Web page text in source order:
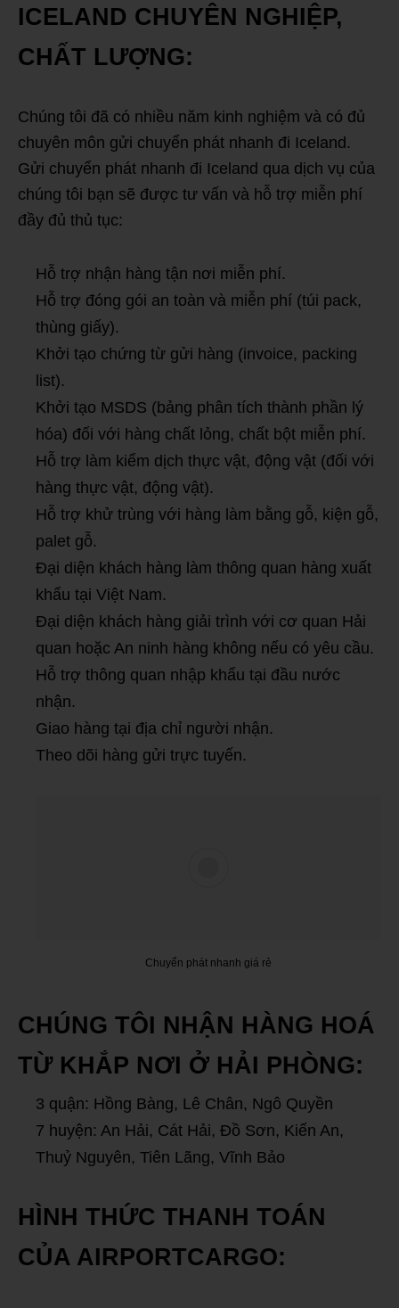
ICELAND CHUYÊN NGHIỆP,
CHẤT LƯỢNG:
Chúng tôi đã có nhiều năm kinh nghiệm và có đủ
chuyên môn gửi chuyển phát nhanh đi Iceland.
Gửi chuyển phát nhanh đi Iceland qua dịch vụ của
chúng tôi bạn sẽ được tư vấn và hỗ trợ miễn phí
đầy đủ thủ tục:
Hỗ trợ nhận hàng tận nơi miễn phí.
Hỗ trợ đóng gói an toàn và miễn phí (túi pack,
thùng giấy).
Khởi tạo chứng từ gửi hàng (invoice, packing
list).
Khởi tạo MSDS (bảng phân tích thành phần lý
hóa) đối với hàng chất lỏng, chất bột miễn phí.
Hỗ trợ làm kiểm dịch thực vật, động vật (đối với
hàng thực vật, động vật).
Hỗ trợ khử trùng với hàng làm bằng gỗ, kiện gỗ,
palet gỗ.
Đại diện khách hàng làm thông quan hàng xuất
khẩu tại Việt Nam.
Đại diện khách hàng giải trình với cơ quan Hải
quan hoặc An ninh hàng không nếu có yêu cầu.
Hỗ trợ thông quan nhập khẩu tại đầu nước
nhận.
Giao hàng tại địa chỉ người nhận.
Theo dõi hàng gửi trực tuyến.
Chuyển phát nhanh giá rẻ
CHÚNG TÔI NHẬN HÀNG HOÁ
TỪ KHẮP NƠI Ở HẢI PHÒNG:
3 quận: Hồng Bàng, Lê Chân, Ngô Quyền
7 huyện: An Hải, Cát Hải, Đồ Sơn, Kiến An,
Thuỷ Nguyên, Tiên Lãng, Vĩnh Bảo
HÌNH THỨC THANH TOÁN
CỦA AIRPORTCARGO: